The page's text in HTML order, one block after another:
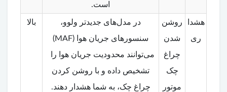
است.
هشدا
ری
روشن
شدن
چراغ
چک
موتور
در مدل‌های جدیدتر ولوو،
سنسورهای جریان هوا (MAF)
می‌توانند محدودیت جریان هوا را
تشخیص داده و با روشن کردن
چراغ چک، به شما هشدار دهند.
بالا